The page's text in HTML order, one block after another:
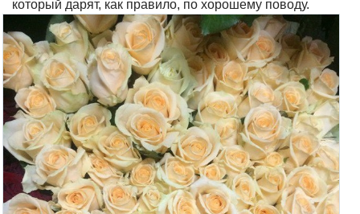
который дарят, как правило, по хорошему поводу.